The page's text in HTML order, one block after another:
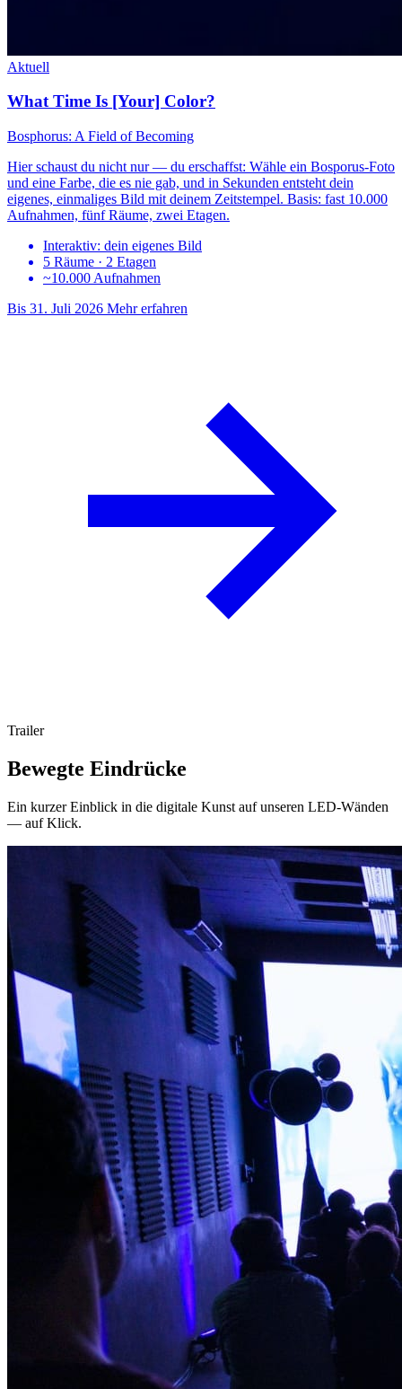
Aktuell
What Time Is [Your] Color?
Bosphorus: A Field of Becoming
Hier schaust du nicht nur — du erschaffst: Wähle ein Bosporus-Foto
und eine Farbe, die es nie gab, und in Sekunden entsteht dein
eigenes, einmaliges Bild mit deinem Zeitstempel. Basis: fast 10.000
Aufnahmen, fünf Räume, zwei Etagen.
Interaktiv: dein eigenes Bild
5 Räume · 2 Etagen
~10.000 Aufnahmen
Bis 31. Juli 2026 Mehr erfahren
Trailer
Bewegte Eindrücke
Ein kurzer Einblick in die digitale Kunst auf unseren LED-Wänden
— auf Klick.